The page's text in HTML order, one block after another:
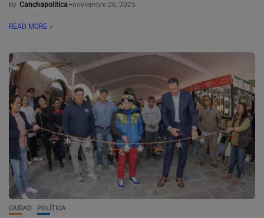
By Canchapolitica noviembre 26, 2025
READ MORE
CIUDAD POLÍTICA